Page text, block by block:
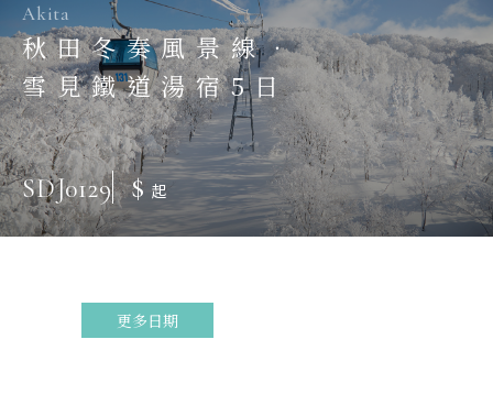
Akita
秋田冬奏風景線．
雪見鐵道湯宿5日
SDJ0129 $起
更多日期